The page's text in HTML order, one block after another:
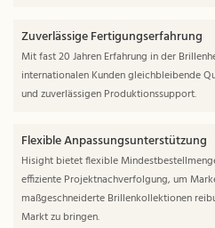
Zuverlässige Fertigungserfahrung
Mit fast 20 Jahren Erfahrung in der
internationalen Kunden gleichbleibende
und zuverlässigen Produktionssupport.
Flexible Anpassungsunterstützung
Hisight bietet flexible
effiziente Projektnachverfolgung, um
maßgeschneiderte Brillenkollektionen
Markt zu bringen.